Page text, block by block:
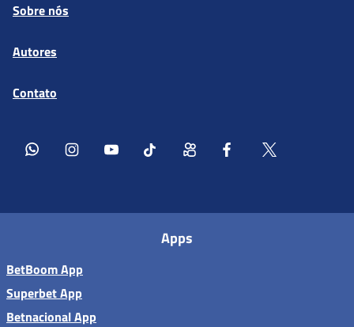
Sobre nós
Autores
Contato
Apps
BetBoom App
Superbet App
Betnacional App